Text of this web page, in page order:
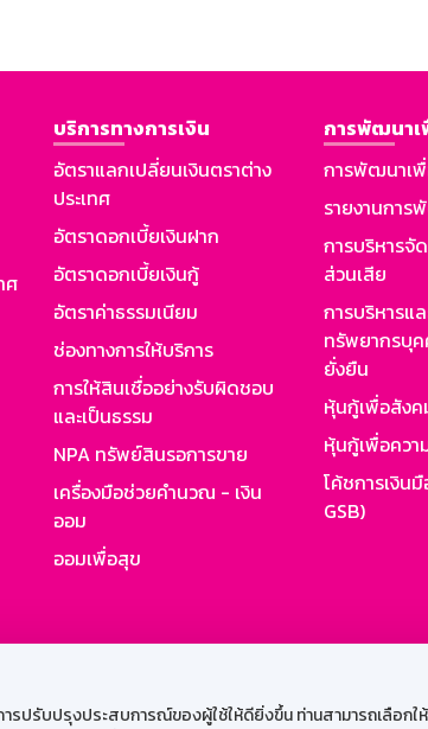
รปรับปรุงประสบการณ์ของผู้ใช้ให้ดียิ่งขึ้น ท่านสามารถเลือก
ศ
บริการทางการเงิน
อัตราแลกเปลี่ยนเงินตราต่าง
ประเทศ
อัตราดอกเบี้ยเงินฝาก
อัตราดอกเบี้ยเงินกู้
อัตราค่าธรรมเนียม
ช่องทางการให้บริการ
การให้สินเชื่ออย่างรับผิดชอบ
และเป็นธรรม
NPA ทรัพย์สินรอการขาย
เครื่องมือช่วยคำนวณ - เงิน
ออม
ออมเพื่อสุข
การพัฒนา
การพัฒนาเ
รายงานกา
การบริหารจั
ส่วนเสีย
การบริหารแ
ทรัพยากรบุ
ยั่งยืน
หุ้นกู้เพื่อสังค
หุ้นกู้เพื่อควา
โค้ชการเงิน
GSB)